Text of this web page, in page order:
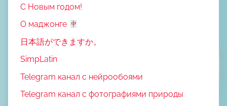
С Новым годом!
О маджонге
日本語ができますか。
SimpLatin
Telegram канал с нейрообоями
Telegram канал с фотографиями природы